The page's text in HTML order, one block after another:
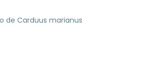
de Carduus marianus